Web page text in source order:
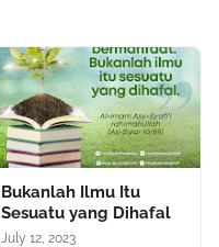
Bukanlah Ilmu Itu
Sesuatu yang Dihafal
July 12, 2023